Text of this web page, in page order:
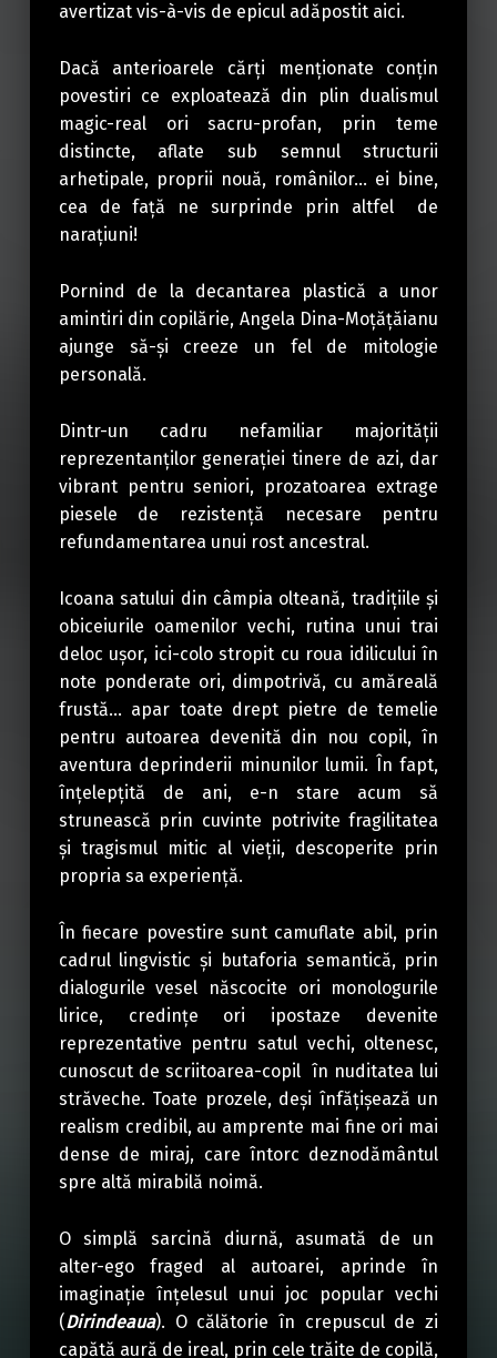
avertizat vis-à-vis de epicul adăpostit aici.
Dacă anterioarele cărţi menţionate conţin
povestiri ce exploatează din plin dualismul
magic-real ori sacru-profan, prin teme
distincte, aflate sub semnul structurii
arhetipale, proprii nouă, românilor… ei bine,
cea de faţă ne surprinde prin altfel de
naraţiuni!
Pornind de la decantarea plastică a unor
amintiri din copilărie, Angela Dina-Moţăţăianu
ajunge să-şi creeze un fel de mitologie
personală.
Dintr-un cadru nefamiliar majorităţii
reprezentanţilor generaţiei tinere de azi, dar
vibrant pentru seniori, prozatoarea extrage
piesele de rezistenţă necesare pentru
refundamentarea unui rost ancestral.
Icoana satului din câmpia olteană, tradiţiile şi
obiceiurile oamenilor vechi, rutina unui trai
deloc uşor, ici-colo stropit cu roua idilicului în
note ponderate ori, dimpotrivă, cu amăreală
frustă… apar toate drept pietre de temelie
pentru autoarea devenită din nou copil, în
aventura deprinderii minunilor lumii. În fapt,
înţelepţită de ani, e-n stare acum să
strunească prin cuvinte potrivite fragilitatea
şi tragismul mitic al vieţii, descoperite prin
propria sa experienţă.
În fiecare povestire sunt camuflate abil, prin
cadrul lingvistic şi butaforia semantică, prin
dialogurile vesel născocite ori monologurile
lirice, credinţe ori ipostaze devenite
reprezentative pentru satul vechi, oltenesc,
cunoscut de scriitoarea-copil în nuditatea lui
străveche. Toate prozele, deşi înfăţişează un
realism credibil, au amprente mai fine ori mai
dense de miraj, care întorc deznodământul
spre altă mirabilă noimă.
O simplă sarcină diurnă, asumată de un
alter-ego fraged al autoarei, aprinde în
imaginaţie înţelesul unui joc popular vechi
(Dirindeaua). O călătorie în crepuscul de zi
capătă aură de ireal, prin cele trăite de copilă,